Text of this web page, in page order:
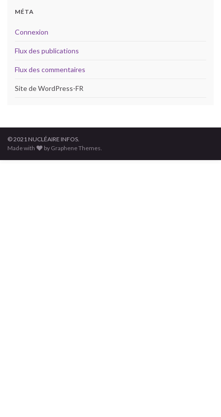
MÉTA
Connexion
Flux des publications
Flux des commentaires
Site de WordPress-FR
© 2021 NUCLÉAIRE INFOS.
Made with
by Graphene Themes.